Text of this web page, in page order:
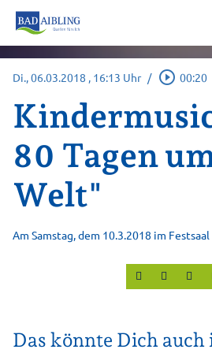
Di., 06.03.2018 , 16:13 Uhr / play_circle_outline 00:20
80 Tagen
Welt"
Am Samstag, dem 10.3.2018 im
Das könnte Dich